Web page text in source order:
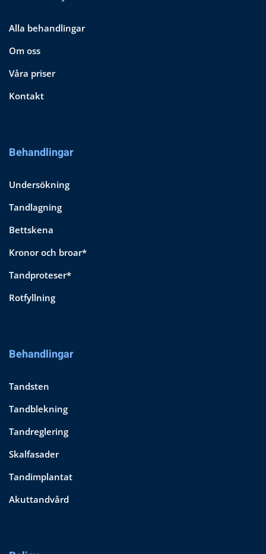
Alla behandlingar
Om oss
Våra priser
Kontakt
Behandlingar
Undersökning
Tandlagning
Bettskena
Kronor och broar*
Tandproteser*
Rotfyllning
Behandlingar
Tandsten
Tandblekning
Tandreglering
Skalfasader
Tandimplantat
Akuttandvård